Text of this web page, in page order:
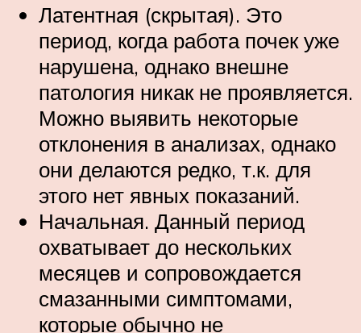
Латентная (скрытая). Это
период, когда работа почек уже
нарушена, однако внешне
патология никак не проявляется.
Можно выявить некоторые
отклонения в анализах, однако
они делаются редко, т.к. для
этого нет явных показаний.
Начальная. Данный период
охватывает до нескольких
месяцев и сопровождается
смазанными симптомами,
которые обычно не